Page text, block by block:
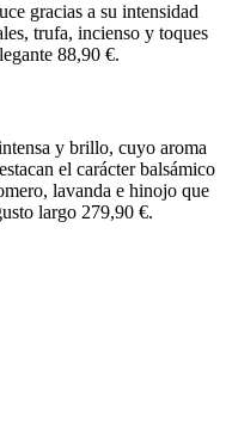
gracias a su intensidad
trufa, incienso y toques
88,90 €.
y brillo, cuyo aroma
el carácter balsámico
lavanda e hinojo que
largo 279,90 €.